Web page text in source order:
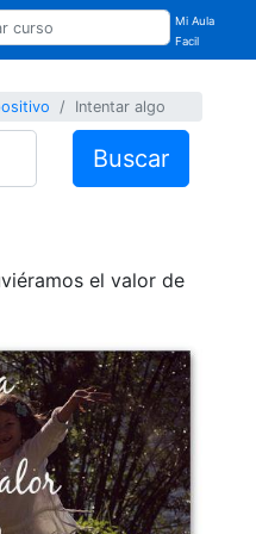
Mi Aula
Facil
Intentar algo
Buscar
el valor de